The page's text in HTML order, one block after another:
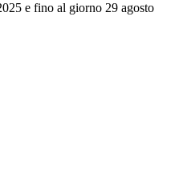
e fino al giorno 29 agosto